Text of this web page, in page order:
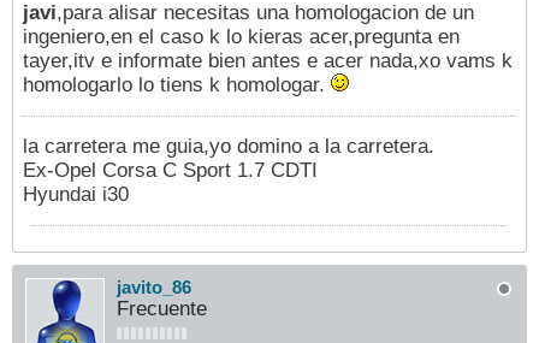
javi,para alisar necesitas una homologacion de un
ingeniero,en el caso k lo kieras acer,pregunta en
tayer,itv e informate bien antes e acer nada,xo vams k
homologarlo lo tiens k homologar.
la carretera me guia,yo domino a la carretera.
Ex-Opel Corsa C Sport 1.7 CDTI
Hyundai i30
javito_86
Frecuente